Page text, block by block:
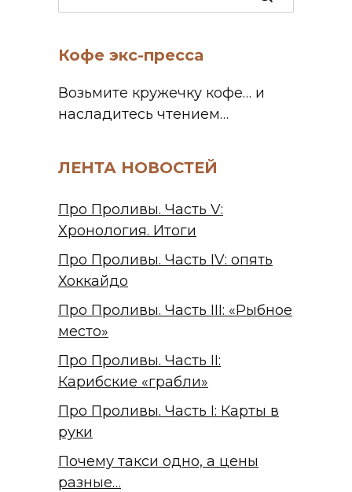
for:
Кофе экс-пресса
Возьмите кружечку кофе… и
насладитесь чтением…
ЛЕНТА НОВОСТЕЙ
Про Проливы. Часть V:
Хронология. Итоги
Про Проливы. Часть IV: опять
Хоккайдо
Про Проливы. Часть III: «Рыбное
место»
Про Проливы. Часть II:
Карибские «грабли»
Про Проливы. Часть I: Карты в
руки
Почему такси одно, а цены
разные…